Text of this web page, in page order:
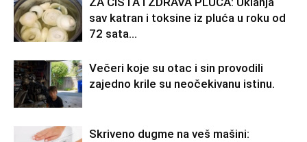
sav katran i toksine iz pluća u roku od
72 sata…
Večeri koje su otac i sin provodili
zajedno krile su neočekivanu istinu.
Skriveno dugme na veš mašini: